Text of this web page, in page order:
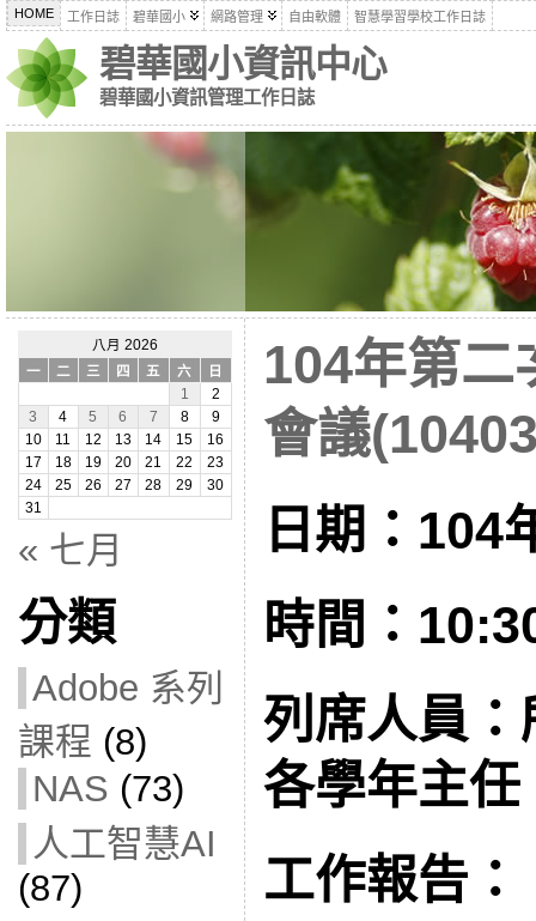
HOME 工作日誌 碧華國小 網路管理 自由軟體 智慧學習學校工作日誌
碧華國小資訊中心
碧華國小資訊管理工作日誌
八月 2026
一
二 三 四 五 六
日
1
2
3
4 5 6 7 8
9
10
11 12 13 14 15
16
17
18 19 20 21 22
23
24
25 26 27 28 29
30
31
« 七月
分類
Adobe 系列
課程 (8)
NAS (73)
人工智慧AI
(87)
104年第二
會議
日期：104
時間：
列席人員
各學年主任
工作報告：